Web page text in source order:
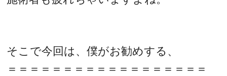
そこで今回は、僕がお勧めする、
＝＝＝＝＝＝＝＝＝＝＝＝＝＝＝＝＝＝